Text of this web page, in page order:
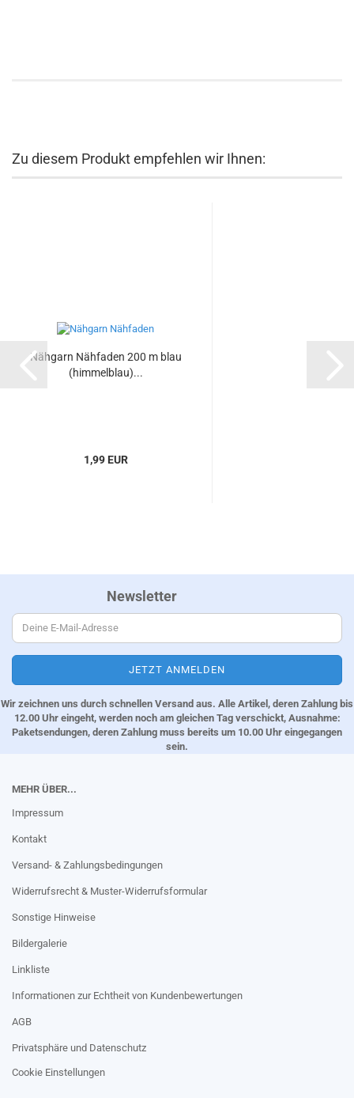
Zu diesem Produkt empfehlen wir Ihnen:
Nähgarn Nähfaden 200 m blau
(himmelblau)...
1,99 EUR
Newsletter
Wir zeichnen uns durch schnellen Versand aus. Alle Artikel, deren Zahlung bis
12.00 Uhr eingeht, werden noch am gleichen Tag verschickt, Ausnahme:
Paketsendungen, deren Zahlung muss bereits um 10.00 Uhr eingegangen
sein.
MEHR ÜBER...
Impressum
Kontakt
Versand- & Zahlungsbedingungen
Widerrufsrecht & Muster-Widerrufsformular
Sonstige Hinweise
Bildergalerie
Linkliste
Informationen zur Echtheit von Kundenbewertungen
AGB
Privatsphäre und Datenschutz
Cookie Einstellungen